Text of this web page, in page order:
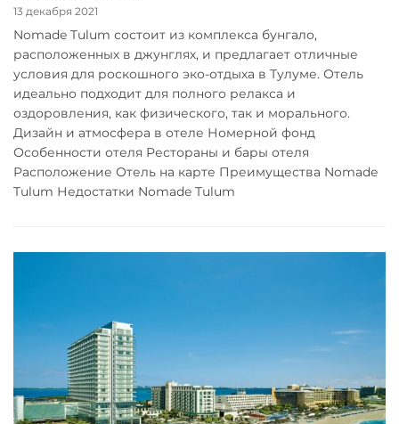
13 декабря 2021
Nomade Tulum состоит из комплекса бунгало,
расположенных в джунглях, и предлагает отличные
условия для роскошного эко-отдыха в Тулуме. Отель
идеально подходит для полного релакса и
оздоровления, как физического, так и морального.
Дизайн и атмосфера в отеле Номерной фонд
Особенности отеля Рестораны и бары отеля
Расположение Отель на карте Преимущества Nomade
Tulum Недостатки Nomade Tulum